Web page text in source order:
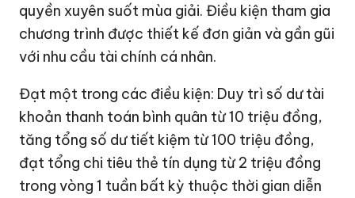
quyền xuyên suốt mùa giải. Điều kiện tham gia
chương trình được thiết kế đơn giản và gần gũi
với nhu cầu tài chính cá nhân.
Đạt một trong các điều kiện: Duy trì số dư tài
khoản thanh toán bình quân từ 10 triệu đồng,
tăng tổng số dư tiết kiệm từ 100 triệu đồng,
đạt tổng chi tiêu thẻ tín dụng từ 2 triệu đồng
trong vòng 1 tuần bất kỳ thuộc thời gian diễn